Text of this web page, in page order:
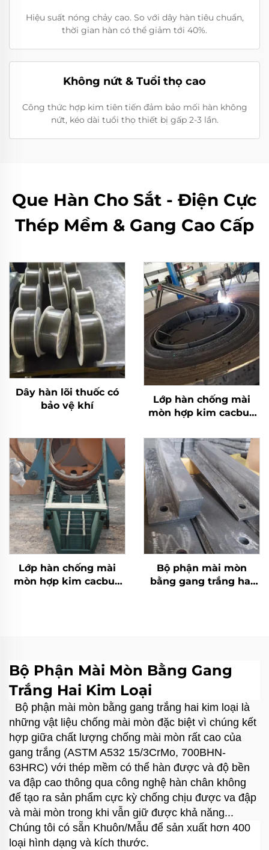
Hiệu suất nóng chảy cao. So với dây hàn tiêu chuẩn,
thời gian hàn có thể giảm tới 40%.
Không nứt & Tuổi thọ cao
Công thức hợp kim tiên tiến đảm bảo mối hàn không
nứt, kéo dài tuổi thọ thiết bị gấp 2-3 lần.
Que Hàn Cho Sắt - Điện Cực
Thép Mềm & Gang Cao Cấp
Dây hàn lõi thuốc có
bảo vệ khí
Lớp hàn chống mài
mòn hợp kim cacbua
Lớp hàn chống mài
mòn hợp kim cacbua
Bộ phận mài mòn
bằng gang trắng hai
Bộ Phận Mài Mòn Bằng Gang
Trắng Hai Kim Loại
Bộ phận mài mòn bằng gang trắng hai kim loại là
những vật liệu chống mài mòn đặc biệt vì chúng kết
hợp giữa chất lượng chống mài mòn rất cao của
gang trắng (ASTM A532 15/3CrMo, 700BHN-
63HRC) với thép mềm có thể hàn được và độ bền
va đập cao thông qua công nghệ hàn chân không
để tạo ra sản phẩm cực kỳ chống chịu được va đập
và mài mòn trong khi vẫn giữ được khả năng...
Chúng tôi có sẵn Khuôn/Mẫu để sản xuất hơn 400
loại hình dạng và kích thước.